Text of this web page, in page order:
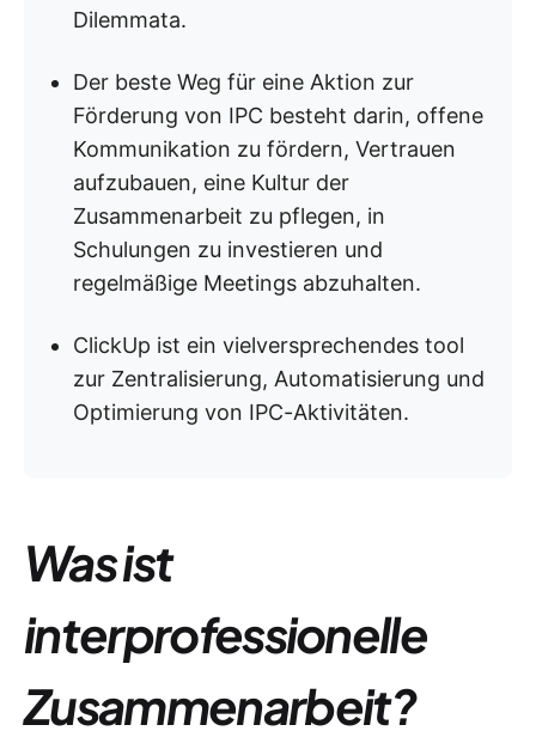
Dilemmata.
Der beste Weg für eine Aktion zur
Förderung von IPC besteht darin, offene
Kommunikation zu fördern, Vertrauen
aufzubauen, eine Kultur der
Zusammenarbeit zu pflegen, in
Schulungen zu investieren und
regelmäßige Meetings abzuhalten.
ClickUp ist ein vielversprechendes tool
zur Zentralisierung, Automatisierung und
Optimierung von IPC-Aktivitäten.
Was ist
interprofessionelle
Zusammenarbeit?